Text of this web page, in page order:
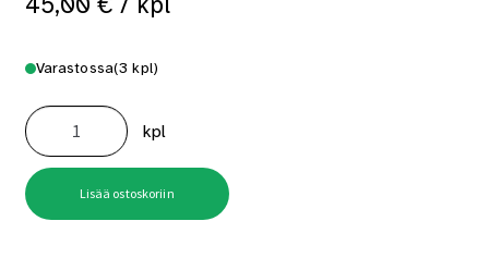
Varastossa(3 kpl)
Suomen
Lippu
008
määrä
kpl
Lisää ostoskoriin